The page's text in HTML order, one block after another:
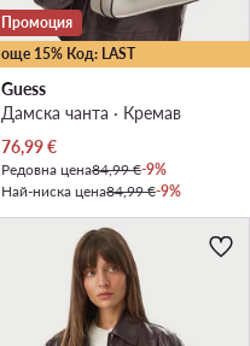
още 15% Код: LAST
Промоция
Guess
Дамска чанта · Кремав
Актуална цена
76,99€
Редовна цена84,99 €-9%
Най-ниска цена84,99 €-9%